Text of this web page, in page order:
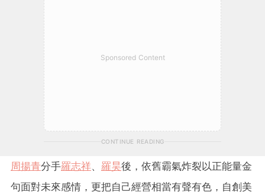
Sponsored Content
CONTINUE READING
周揚青分手羅志祥、 羅昊後，依舊霸氣炸裂以正能量金
句面對未來感情，更把自己經營相當有聲有色，自創美